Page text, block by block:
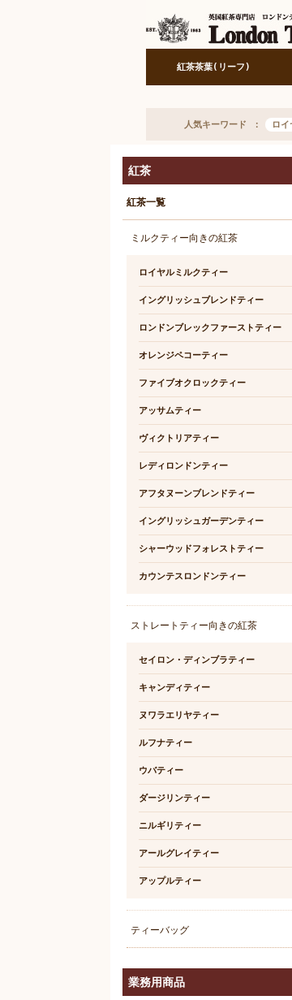
紅茶茶葉(リーフ)
人気キーワード ロ
紅茶
紅茶一覧
ミルクティー向きの紅茶
ロイヤルミルクティー
イングリッシュブレンドティー
ロンドンブレックファーストティー
オレンジペコーティー
ファイブオクロックティー
アッサムティー
ヴィクトリアティー
レディロンドンティー
アフタヌーンブレンドティー
イングリッシュガーデンティー
シャーウッドフォレストティー
カウンテスロンドンティー
ストレートティー向きの紅茶
セイロン・ディンブラティー
キャンディティー
ヌワラエリヤティー
ルフナティー
ウバティー
ダージリンティー
ニルギリティー
アールグレイティー
アップルティー
ティーバッグ
業務用商品